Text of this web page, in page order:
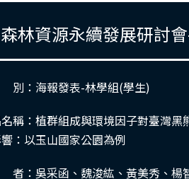
林資源永續發展研討
：海報發表-林學組(學生)
稱：植群組成與環境因子對臺灣黑
：以玉山國家公園為例
：吳采函、魏浚紘、黃美秀、楊